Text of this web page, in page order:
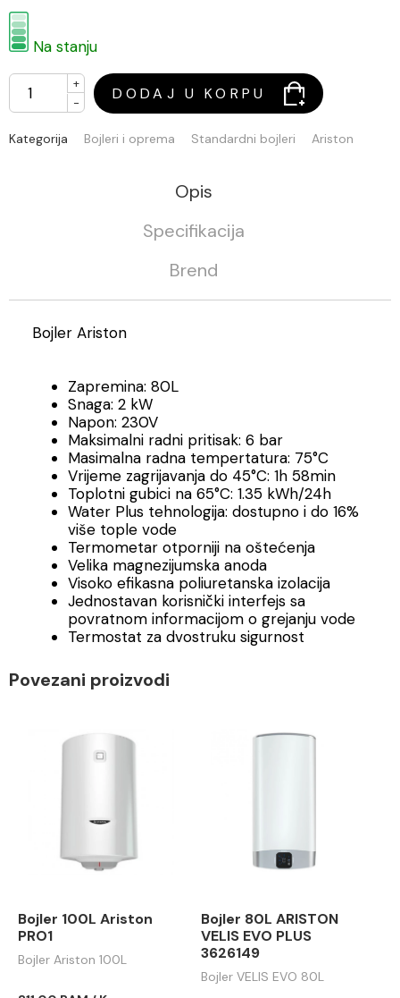
Na stanju
+
-
DODAJ U KORPU
Kategorija Bojleri i oprema Standardni bojleri Ariston
Opis
Specifikacija
Brend
Bojler Ariston
Zapremina: 80L
Snaga: 2 kW
Napon: 230V
Maksimalni radni pritisak: 6 bar
Masimalna radna tempertatura: 75°C
Vrijeme zagrijavanja do 45°C: 1h 58min
Toplotni gubici na 65°C: 1.35 kWh/24h
Water Plus tehnologija: dostupno i do 16%
više tople vode
Termometar otporniji na oštećenja
Velika magnezijumska anoda
Visoko efikasna poliuretanska izolacija
Jednostavan korisnički interfejs sa
povratnom informacijom o grejanju vode
Termostat za dvostruku sigurnost
Povezani proizvodi
Bojler 100L Ariston
PRO1
Bojler Ariston 100L
Bojler 80L ARISTON
VELIS EVO PLUS
3626149
Bojler VELIS EVO 80L